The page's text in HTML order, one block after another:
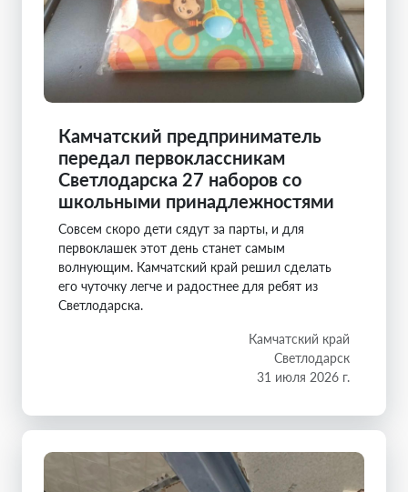
Камчатский предприниматель
передал первоклассникам
Светлодарска 27 наборов со
школьными принадлежностями
Совсем скоро дети сядут за парты, и для
первоклашек этот день станет самым
волнующим. Камчатский край решил сделать
его чуточку легче и радостнее для ребят из
Светлодарска.
Камчатский край
Светлодарск
31 июля 2026 г.